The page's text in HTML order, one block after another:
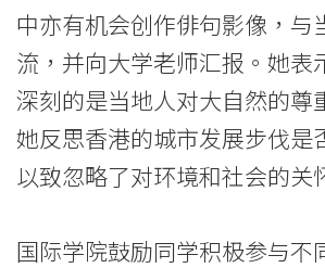
学中亦有机会创作俳句影像，与
流，并向大学老师汇报。她表
深刻的是当地人对大自然的尊
她反思香港的城市发展步伐是
以致忽略了对环境和社会的关
国际学院鼓励同学积极参与不